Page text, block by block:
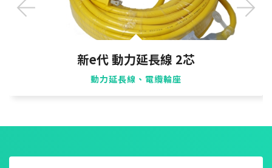
新e代 動力延長線 2芯
動力延長線、電纜輪座